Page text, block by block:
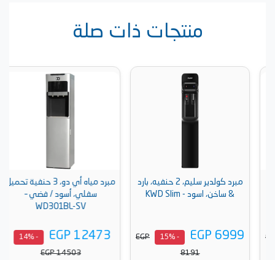
منتجات ذات صلة
مبرد كولدير سليم، 2 حنفيه، بارد
& ساخن، اسود - KWD Slim
EGP 6999
- 15%
EGP
8191
مبرد مياه أي دو، 3 حنفية تحميل
سفلي، أسود / فضي –
WD301BL-SV
EGP 12473
- 14%
EGP 14503